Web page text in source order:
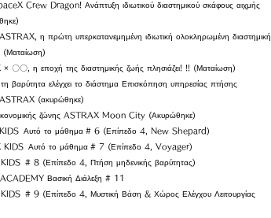
Crew Dragon! Ανάπτυξη ιδιωτικού διαστημικού σκάφους αιχμής
ASTRAX, η πρώτη υπερκατανεμημένη ιδιωτική ολοκληρωμένη διαστημική
(Ματαίωση)
〇〇, η εποχή της διαστημικής ζωής πλησιάζει! !! (Ματαίωση)
τη βαρύτητα ελέγχει το διάστημα Επισκόπηση υπηρεσίας πτήσης
ASTRAX (ακυρώθηκε)
ζώνης ASTRAX Moon City (Ακυρώθηκε)
Αυτό το μάθημα # 6 (Επίπεδο 4, New Shepard)
KIDS Αυτό το μάθημα # 7 (Επίπεδο 4, Voyager)
# 8 (Επίπεδο 4, Πτήση μηδενικής βαρύτητας)
Βασική Διάλεξη # 11
KIDS # 9 (Επίπεδο 4, Μυστική Βάση & Χώρος Ελέγχου Λειτουργίας